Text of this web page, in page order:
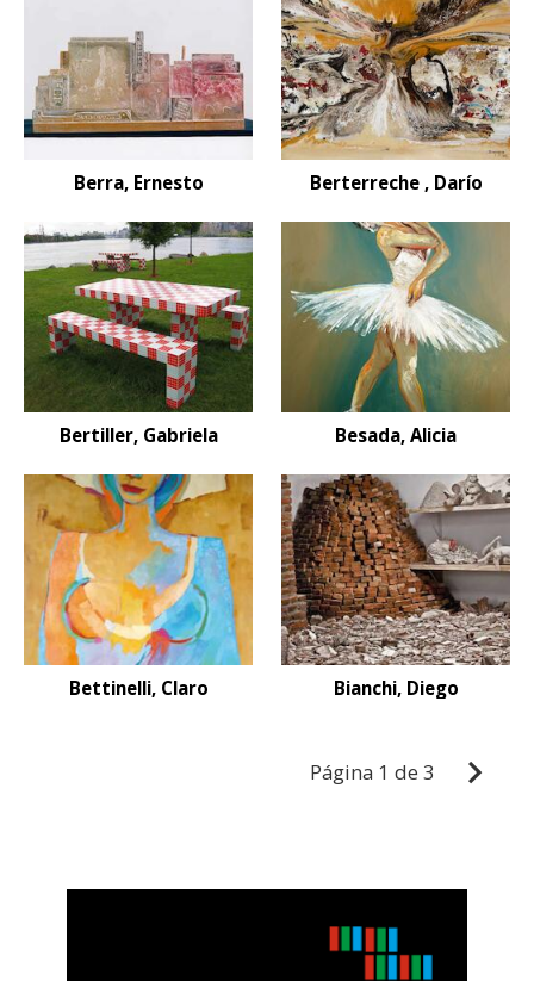
Berra, Ernesto Berterreche , Darío
Bertiller, Gabriela Besada, Alicia
Bettinelli, Claro Bianchi, Diego
Página 1 de 3